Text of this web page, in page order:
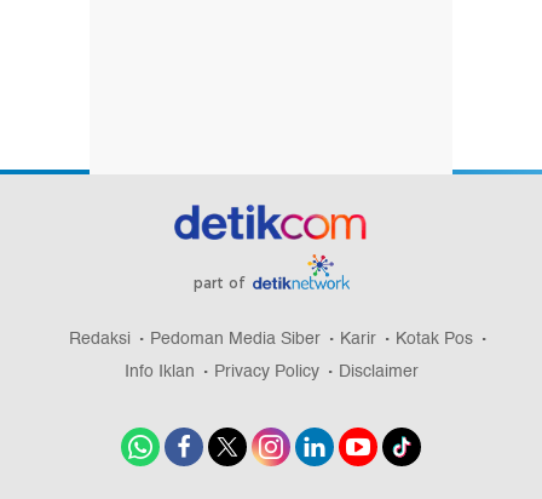
part of
Redaksi Pedoman Media Siber Karir
Kotak Pos
Info Iklan
Privacy Policy Disclaimer